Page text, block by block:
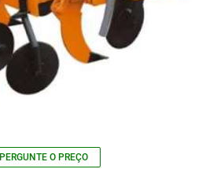
PERGUNTE O PREÇO